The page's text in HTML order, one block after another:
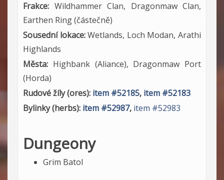
Frakce: Wildhammer Clan, Dragonmaw Clan,
Earthen Ring (částečně)
Sousední lokace:Wetlands, Loch Modan, Arathi
Highlands
Města: Highbank (Aliance), Dragonmaw Port
(Horda)
Rudové žíly (ores): item #52185, item #52183
Bylinky (herbs): item #52987, item #52983
Dungeony
Grim Batol